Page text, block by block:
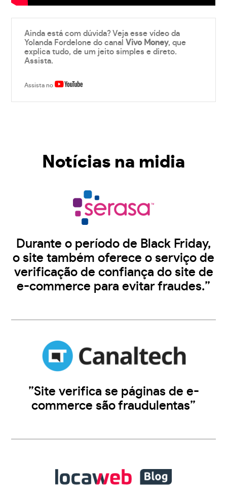
Ainda está com dúvida? Veja esse vídeo da
Yolanda Fordelone do canalVivo Money, que
explica tudo, de um jeito simples e direto.
Assista.
Assista no
Notícias na midia
Durante o período de Black Friday,
o site também oferece o serviço de
verificação de confiança do site de
e-commerce para evitar fraudes.”
”Site verifica se páginas de e-
commerce são fraudulentas”